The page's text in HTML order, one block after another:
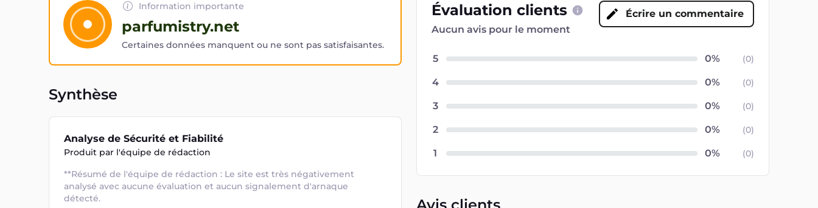
Information importante
parfumistry.net
Certaines données manquent ou ne sont pas satisfaisantes.
Synthèse
Analyse de Sécurité et Fiabilité
Produit par l'équipe de rédaction
**Résumé de l'équipe de rédaction : Le site est très négativement
analysé avec aucune évaluation et aucun signalement d'arnaque
détecté.
Évaluation clients
Aucun avis pour le moment
Écrire un commentaire
5 (0)
4 (0)
3 (0)
2 (0)
1 (0)